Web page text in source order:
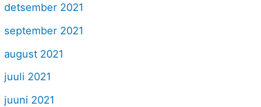
detsember 2021
september 2021
august 2021
juuli 2021
juuni 2021